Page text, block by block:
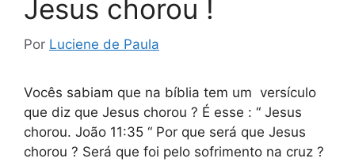
Jesus chorou !
Por Luciene de Paula
Vocês sabiam que na bíblia tem um versículo
que diz que Jesus chorou ? É esse : “ Jesus
chorou. João 11:35 “ Por que será que Jesus
chorou ? Será que foi pelo sofrimento na cruz ?